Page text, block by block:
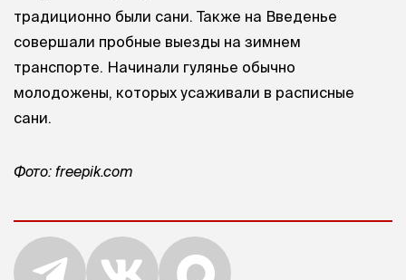
традиционно были сани. Также на Введенье
совершали пробные выезды на зимнем
транспорте. Начинали гулянье обычно
молодожены, которых усаживали в расписные
сани.
Фото: freepik.com